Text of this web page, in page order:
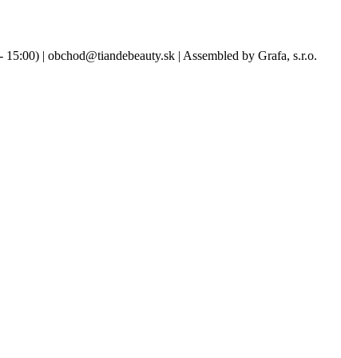
| obchod@tiandebeauty.sk | Assembled by Grafa, s.r.o.